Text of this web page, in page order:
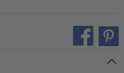
von 7 Schlemmermenüs nach Wahl